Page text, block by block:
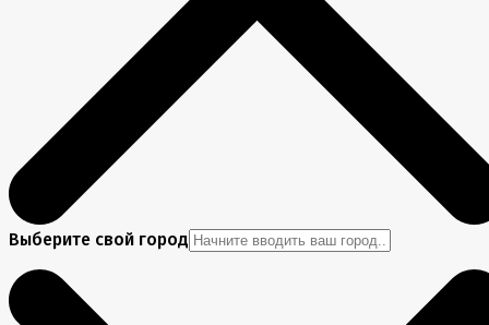
Выберите свой город